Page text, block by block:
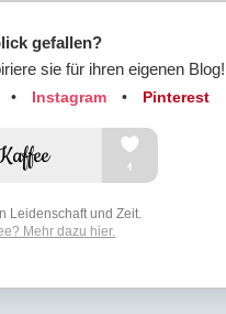
gefallen?
sie für ihren eigenen Blog!
• Instagram • Pinterest
Leidenschaft und Zeit.
Mehr dazu hier.